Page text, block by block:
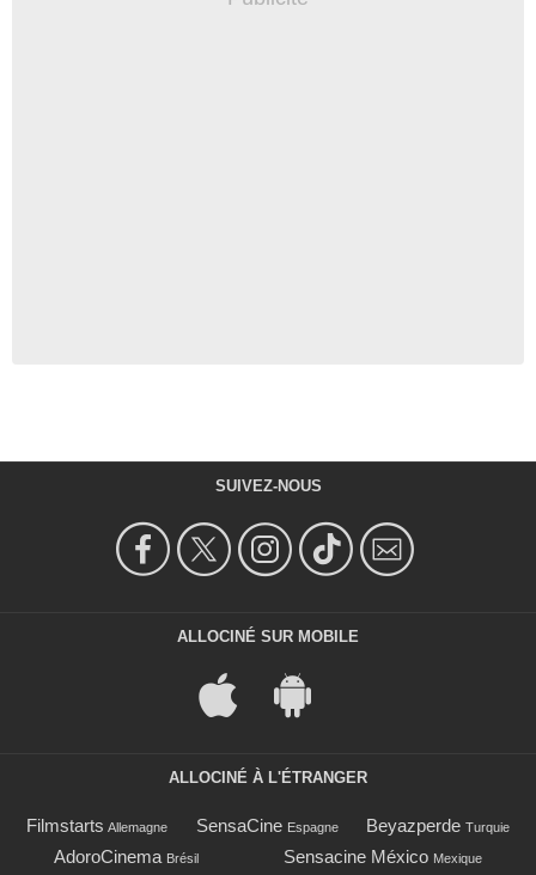
SUIVEZ-NOUS
ALLOCINÉ SUR MOBILE
ALLOCINÉ À L'ÉTRANGER
Filmstarts Allemagne SensaCine Espagne Beyazperde Turquie
AdoroCinema Brésil Sensacine México Mexique